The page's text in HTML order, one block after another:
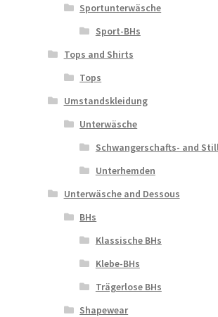
Sportunterwäsche
Sport-BHs
Tops and Shirts
Tops
Umstandskleidung
Unterwäsche
Schwangerschafts- and
Unterhemden
Unterwäsche and Dessous
BHs
Klassische BHs
Klebe-BHs
Trägerlose BHs
Shapewear